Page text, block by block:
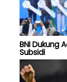
BNI Dukung
Subsidi